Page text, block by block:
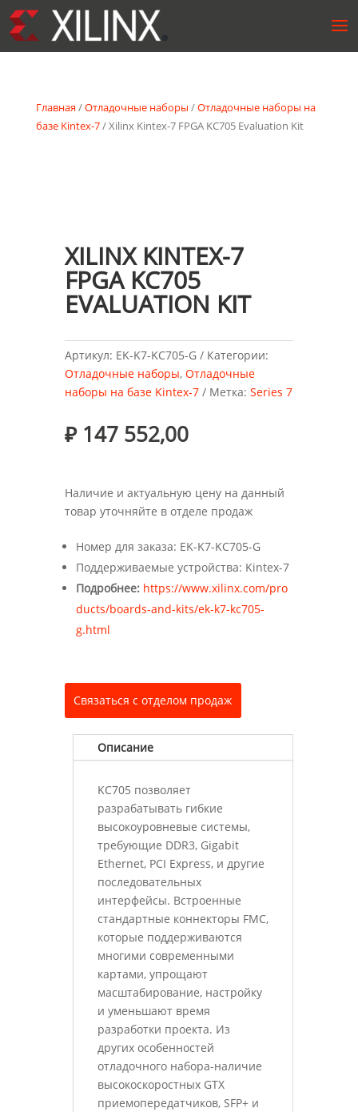
Главная/Отладочные наборы /Отладочные наборы на
базе Kintex-7/ Xilinx Kintex-7 FPGA KC705 Evaluation Kit
XILINX KINTEX-7
FPGA KC705
EVALUATION KIT
Артикул: EK-K7-KC705-G
Категории:
Отладочные наборы, Отладочные
наборы на базе Kintex-7
Метка: Series 7
₽147 552,00
Наличие и актуальную цену на данный
товар уточняйте в отделе продаж
Номер для заказа: EK-K7-KC705-G
Поддерживаемые устройства: Kintex-7
Подробнее: https://www.xilinx.com/pro
ducts/boards-and-kits/ek-k7-kc705-
g.html
Связаться с отделом продаж
Описание
KC705 позволяет
разрабатывать гибкие
высокоуровневые системы,
требующие DDR3, Gigabit
Ethernet, PCI Express, и другие
последовательных
интерфейсы. Встроенные
стандартные коннекторы FMC,
которые поддерживаются
многими современными
картами, упрощают
масштабирование, настройку
и уменьшают время
разработки проекта. Из
других особенностей
отладочного набора-наличие
высокоскоростных GTX
приемопередатчиков, SFP+ и